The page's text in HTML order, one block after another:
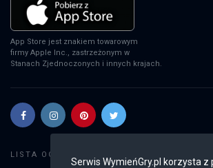
Serwis WymieńGry.pl korzysta z
App Store jest znakiem towarowym
firmy Apple Inc., zastrzeżonym w
Stanach Zjednoczonych i innych krajach.
LISTA OGŁOSZEŃ: